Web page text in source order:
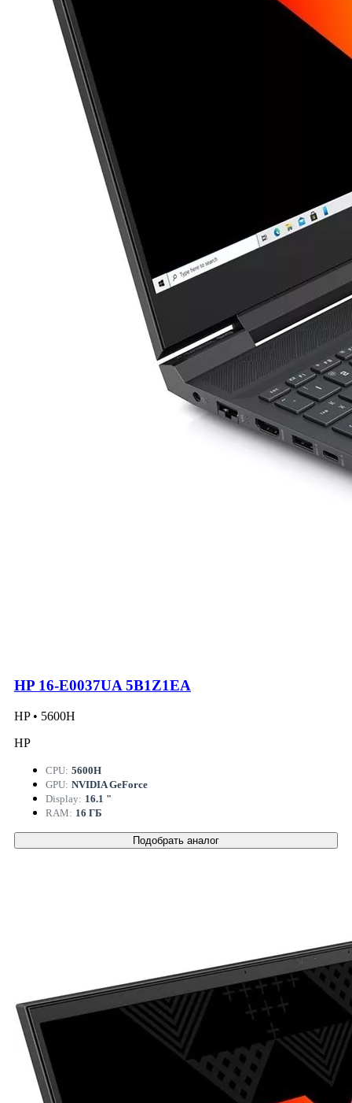
HP 16-E0037UA 5B1Z1EA
HP • 5600H
HP
CPU: 5600H
GPU: NVIDIA GeForce
Display: 16.1 "
RAM: 16 ГБ
Подобрать аналог